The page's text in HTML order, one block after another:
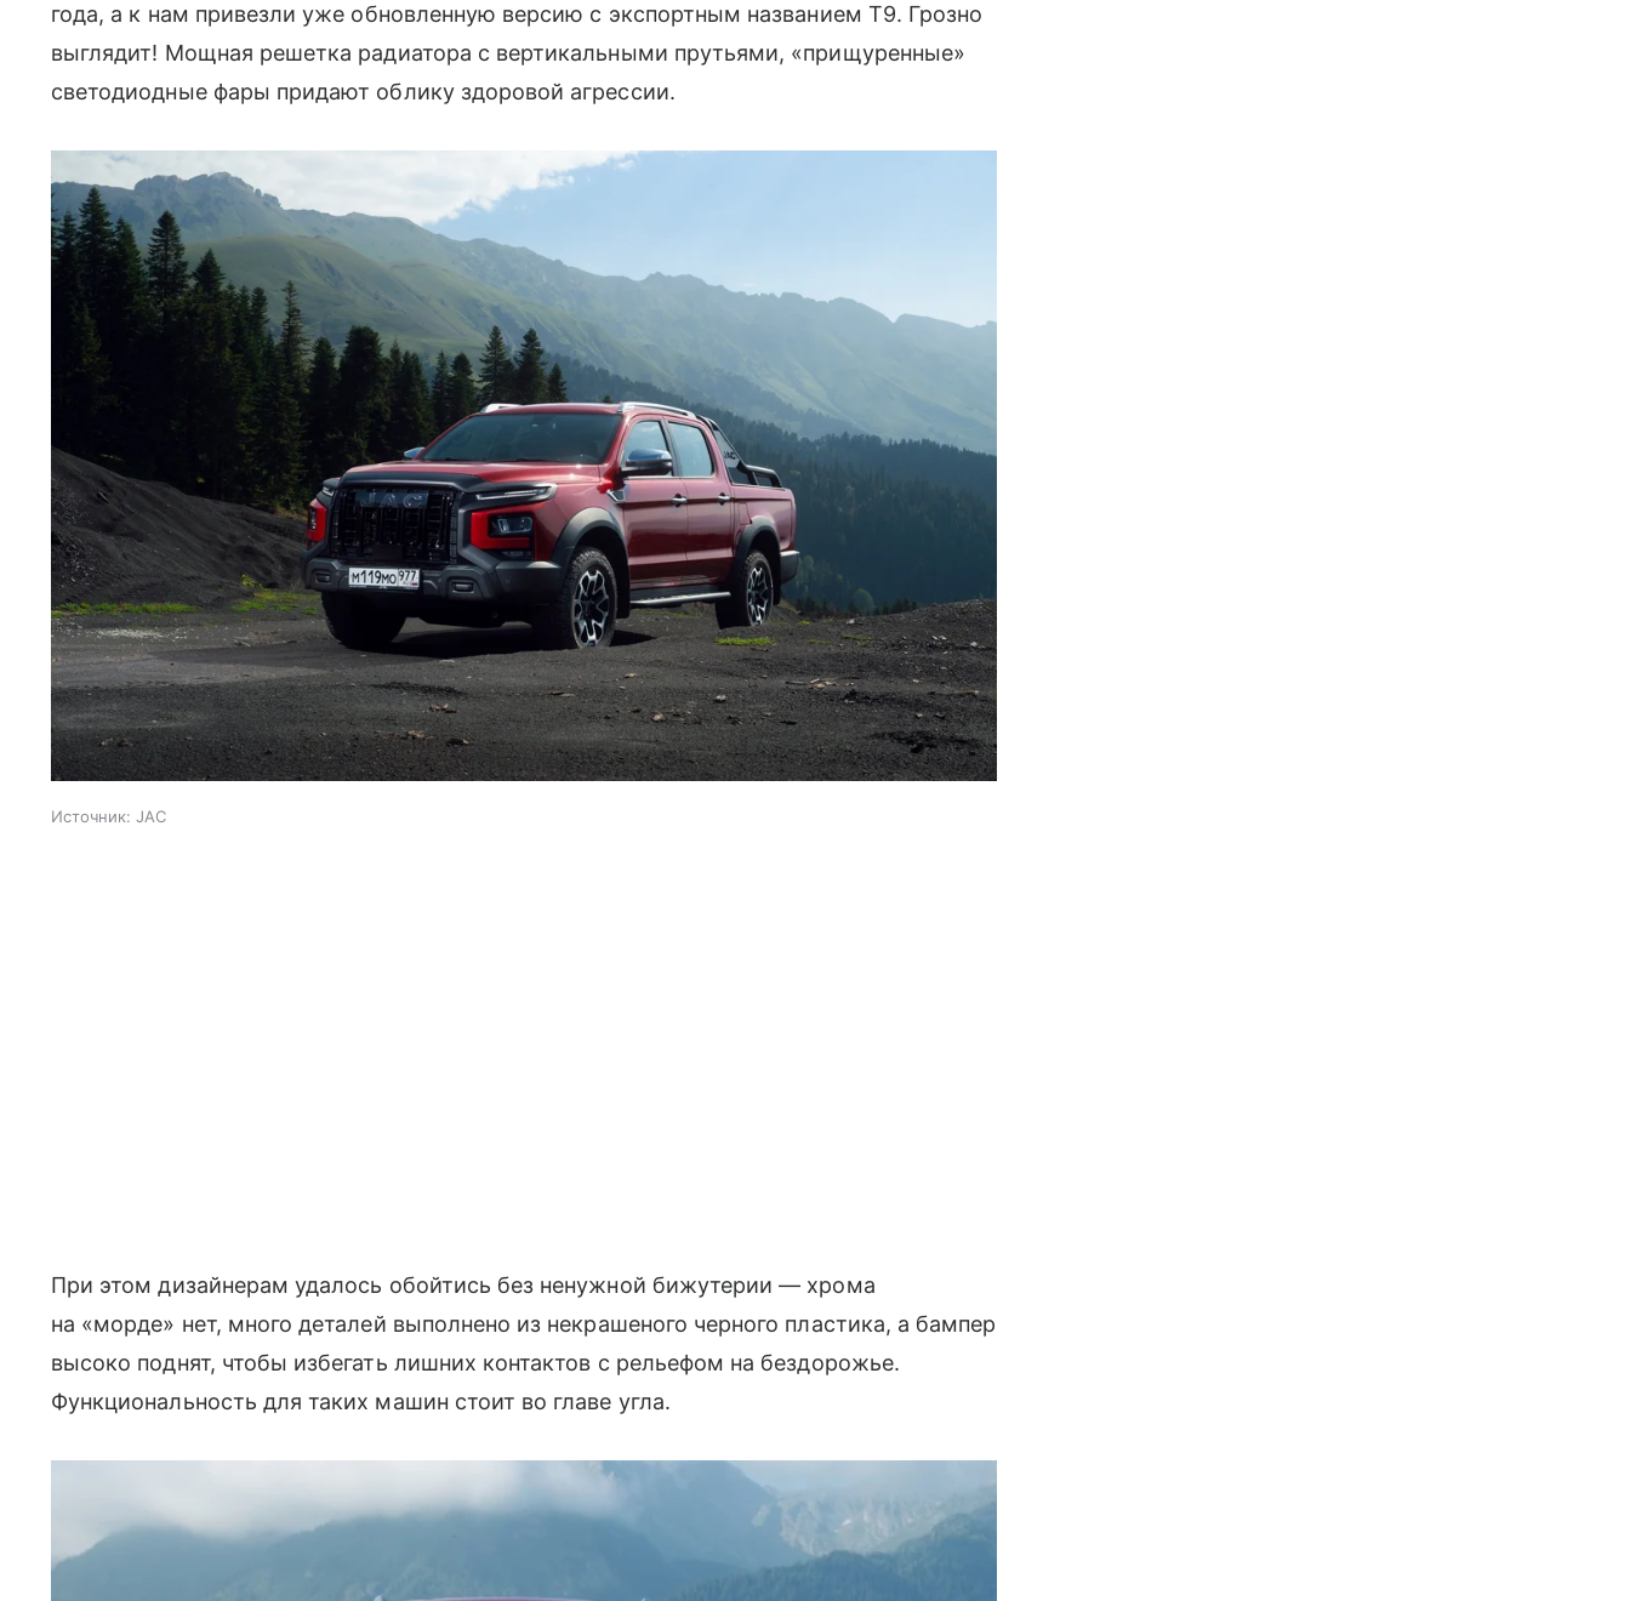
года, а к нам привезли уже обновленную версию с экспортным названием T9. Грозно
выглядит! Мощная решетка радиатора с вертикальными прутьями, «прищуренные»
светодиодные фары придают облику здоровой агрессии.
Источник: JAC
При этом дизайнерам удалось обойтись без ненужной бижутерии — хрома
на «морде» нет, много деталей выполнено из некрашеного черного пластика, а бампер
высоко поднят, чтобы избегать лишних контактов с рельефом на бездорожье.
Функциональность для таких машин стоит во главе угла.